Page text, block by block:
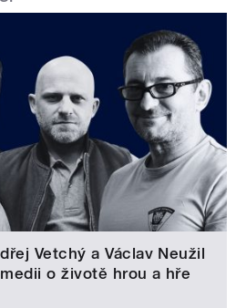
Vetchý a Václav Neužil
o životě hrou a hře